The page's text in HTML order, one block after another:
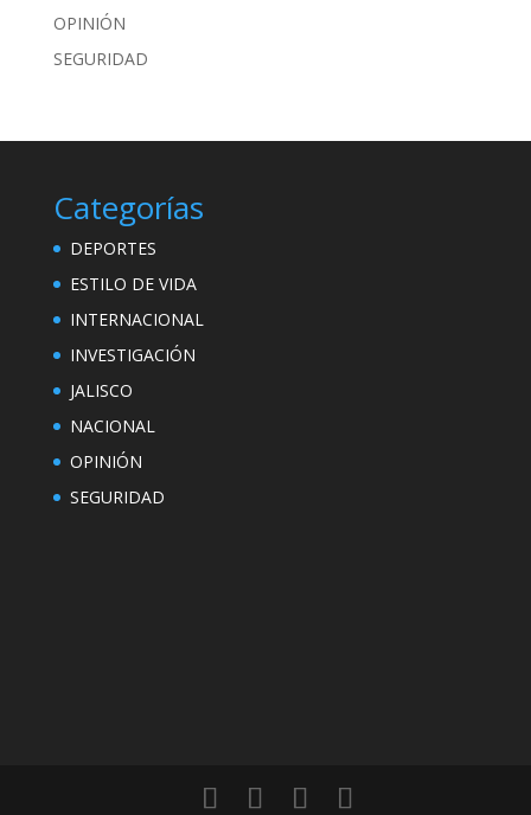
OPINIÓN
SEGURIDAD
Categorías
DEPORTES
ESTILO DE VIDA
INTERNACIONAL
INVESTIGACIÓN
JALISCO
NACIONAL
OPINIÓN
SEGURIDAD